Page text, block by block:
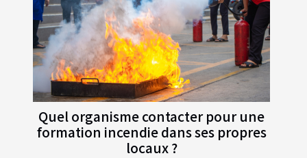
Quel organisme contacter pour une
formation incendie dans ses propres
locaux ?